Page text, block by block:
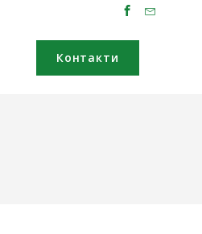
Контакти